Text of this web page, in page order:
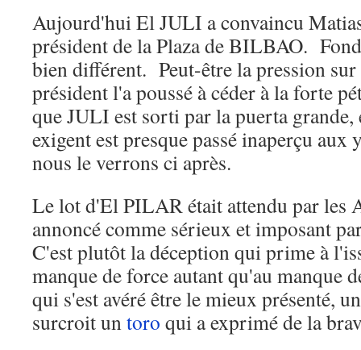
Aujourd'hui El JULI a convaincu
président de la Plaza de BILBAO.
bien différent. Peut-être la pression sur
président l'a poussé à céder à la forte
que JULI est sorti par la puerta
exigent est presque passé inaperçu
nous le verrons ci après.
Le lot d'El PILAR était attendu par les
annoncé comme sérieux et imposant
C'est plutôt la déception qui prime à
manque de force autant qu'au manque
qui s'est avéré être le mieux présenté,
surcroit untoro qui a exprimé de la